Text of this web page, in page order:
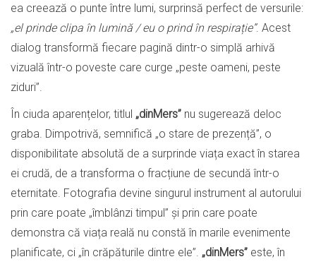
ea creează o punte între lumi, surprinsă perfect de versurile:
„el prinde clipa în lumină / eu o prind în respirație”. Acest
dialog transformă fiecare pagină dintr-o simplă arhivă
vizuală într-o poveste care curge „peste oameni, peste
ziduri”.
În ciuda aparențelor, titlul „dinMers” nu sugerează deloc
graba. Dimpotrivă, semnifică „o stare de prezență”, o
disponibilitate absolută de a surprinde viața exact în starea
ei crudă, de a transforma o fracțiune de secundă într-o
eternitate. Fotografia devine singurul instrument al autorului
prin care poate „îmblânzi timpul” și prin care poate
demonstra că viața reală nu constă în marile evenimente
planificate, ci „în crăpăturile dintre ele”. „dinMers” este, în